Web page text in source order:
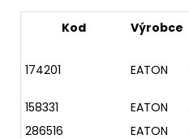
Kod Výrobce
174201 EATON
158331 EATON
286516
EATON